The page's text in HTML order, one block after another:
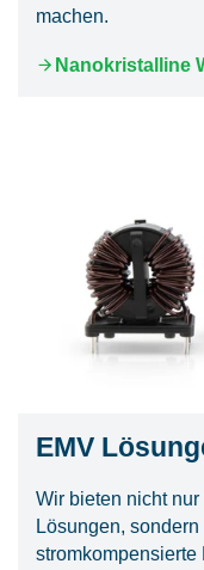
machen.
Nanokristalline
EMV
Wir bieten nicht
Lösungen,